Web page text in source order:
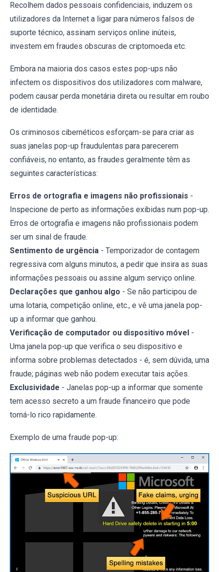
Recolhem dados pessoais confidenciais, induzem os
utilizadores da Internet a ligar para números falsos de
suporte técnico, assinam serviços online inúteis,
investem em fraudes obscuras de criptomoeda etc.
Embora na maioria dos casos estes pop-ups não
infectem os dispositivos dos utilizadores com malware,
podem causar perda monetária direta ou resultar em roubo
de identidade.
Os criminosos cibernéticos esforçam-se para criar as
suas janelas pop-up fraudulentas para parecerem
confiáveis, no entanto, as fraudes geralmente têm as
seguintes características:
Erros de ortografia e imagens não profissionais -
Inspecione de perto as informações exibidas num pop-up.
Erros de ortografia e imagens não profissionais podem
ser um sinal de fraude.
Sentimento de urgência - Temporizador de contagem
regressiva com alguns minutos, a pedir que insira as suas
informações pessoais ou assine algum serviço online.
Declarações que ganhou algo - Se não participou de
uma lotaria, competição online, etc., e vê uma janela pop-
up a informar que ganhou.
Verificação de computador ou dispositivo móvel -
Uma janela pop-up que verifica o seu dispositivo e
informa sobre problemas detectados - é, sem dúvida, uma
fraude; páginas web não podem executar tais ações.
Exclusividade - Janelas pop-up a informar que somente
tem acesso secreto a um fraude financeiro que pode
torná-lo rico rapidamente.
Exemplo de uma fraude pop-up: